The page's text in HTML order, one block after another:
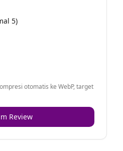
5)
otomatis ke WebP, target
Review